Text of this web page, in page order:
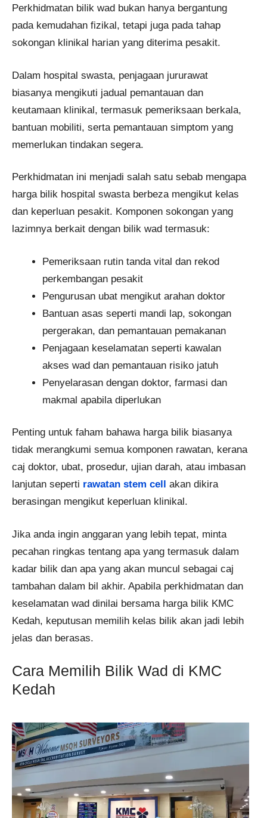
Perkhidmatan bilik wad bukan hanya bergantung
pada kemudahan fizikal, tetapi juga pada tahap
sokongan klinikal harian yang diterima pesakit.
Dalam hospital swasta, penjagaan jururawat
biasanya mengikuti jadual pemantauan dan
keutamaan klinikal, termasuk pemeriksaan berkala,
bantuan mobiliti, serta pemantauan simptom yang
memerlukan tindakan segera.
Perkhidmatan ini menjadi salah satu sebab mengapa
harga bilik hospital swasta berbeza mengikut kelas
dan keperluan pesakit. Komponen sokongan yang
lazimnya berkait dengan bilik wad termasuk:
Pemeriksaan rutin tanda vital dan rekod
perkembangan pesakit
Pengurusan ubat mengikut arahan doktor
Bantuan asas seperti mandi lap, sokongan
pergerakan, dan pemantauan pemakanan
Penjagaan keselamatan seperti kawalan
akses wad dan pemantauan risiko jatuh
Penyelarasan dengan doktor, farmasi dan
makmal apabila diperlukan
Penting untuk faham bahawa harga bilik biasanya
tidak merangkumi semua komponen rawatan, kerana
caj doktor, ubat, prosedur, ujian darah, atau imbasan
lanjutan seperti rawatan stem cell
akan dikira
berasingan mengikut keperluan klinikal.
Jika anda ingin anggaran yang lebih tepat, minta
pecahan ringkas tentang apa yang termasuk dalam
kadar bilik dan apa yang akan muncul sebagai caj
tambahan dalam bil akhir. Apabila perkhidmatan dan
keselamatan wad dinilai bersama harga bilik KMC
Kedah, keputusan memilih kelas bilik akan jadi lebih
jelas dan berasas.
Cara Memilih Bilik Wad di KMC
Kedah